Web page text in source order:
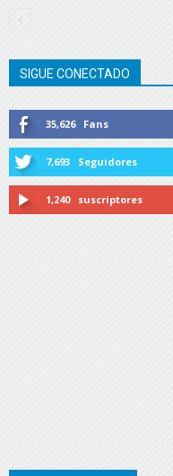
SIGUE CONECTADO
35,626 Fans
7,693 Seguidores
1,240 suscriptores